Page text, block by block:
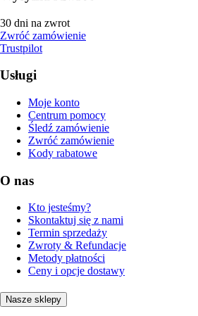
30 dni na zwrot
Zwróć zamówienie
Trustpilot
Usługi
Moje konto
Centrum pomocy
Śledź zamówienie
Zwróć zamówienie
Kody rabatowe
O nas
Kto jesteśmy?
Skontaktuj się z nami
Termin sprzedaży
Zwroty & Refundacje
Metody płatności
Ceny i opcje dostawy
Nasze sklepy